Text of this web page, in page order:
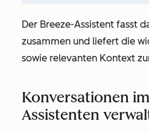
Der Breeze-Assistent fasst
zusammen und liefert die
sowie relevanten Kontext
Konversationen
Assistenten